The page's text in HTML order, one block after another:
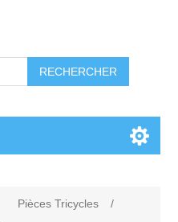
RECHERCHER
Pièces Tricycles
/